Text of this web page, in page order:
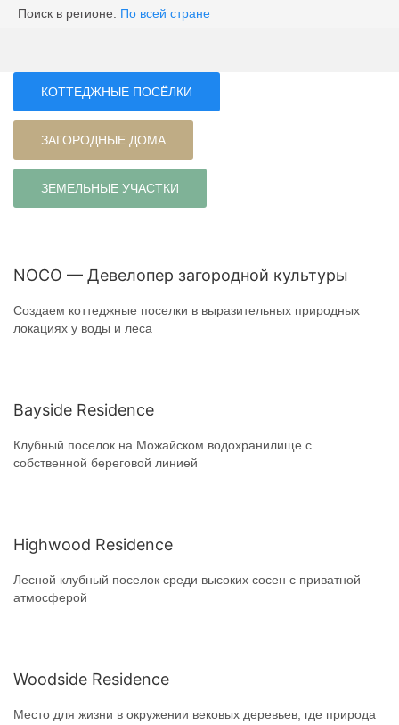
Поиск в регионе: По всей стране
КОТТЕДЖНЫЕ ПОСЁЛКИ
ЗАГОРОДНЫЕ ДОМА
ЗЕМЕЛЬНЫЕ УЧАСТКИ
NOCO — Девелопер загородной культуры
Создаем коттеджные поселки в выразительных природных
локациях у воды и леса
Bayside Residence
Клубный поселок на Можайском водохранилище с
собственной береговой линией
Highwood Residence
Лесной клубный поселок среди высоких сосен с приватной
атмосферой
Woodside Residence
Место для жизни в окружении вековых деревьев, где природа